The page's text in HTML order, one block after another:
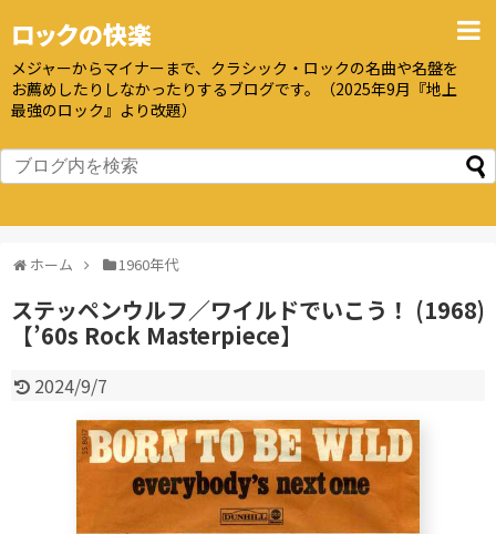
ロックの快楽
メジャーからマイナーまで、クラシック・ロックの名曲や名盤を
お薦めしたりしなかったりするブログです。（2025年9月『地上
最強のロック』より改題）
ホーム 1960年代
ステッペンウルフ／ワイルドでいこう！ (1968)
【’60s Rock Masterpiece】
2024/9/7